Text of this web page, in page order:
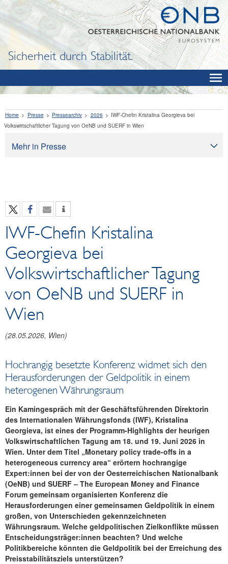
Sicherheit durch Stabilität.
Mehr in Presse
OeNB-Blog
OeNB-Podcast
Reden und Präsentationen
Berichte
Infografiken
Fotos
Home Presse Pressearchiv 2026
IWF-Chefin Kristalina Georgieva bei
Volkswirtschaftlicher Tagung von OeNB und SUERF in Wien
IWF-Chefin Kristalina
Georgieva bei
Volkswirtschaftlicher Tagung
von OeNB und SUERF in
Wien
(28.05.2026, Wien)
Hochrangig besetzte Konferenz widmet sich den
Herausforderungen der Geldpolitik in einem
heterogenen Währungsraum
Ein Kamingespräch mit der Geschäftsführenden Direktorin
des Internationalen Währungsfonds (IWF), Kristalina
Georgieva, ist eines der Programm-Highlights der heurigen
Volkswirtschaftlichen Tagung am 18. und 19. Juni 2026 in
Wien. Unter dem Titel „Monetary policy trade-offs in a
heterogeneous currency area“ erörtern hochrangige
Expert:innen bei der von der Oesterreichischen Nationalbank
(OeNB) und SUERF – The European Money and Finance
Forum gemeinsam organisierten Konferenz die
Herausforderungen einer gemeinsamen Geldpolitik in einem
großen, von Unterschieden gekennzeichneten
Währungsraum. Welche geldpolitischen Zielkonflikte müssen
Entscheidungsträger:innen beachten? Und welche
Politikbereiche könnten die Geldpolitik bei der Erreichung des
Preisstabilitätsziels unterstützen?